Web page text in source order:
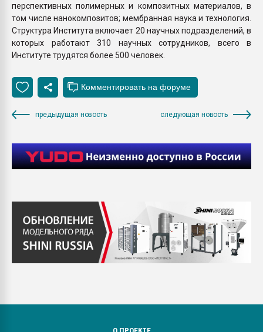
перспективных полимерных и композитных материалов, в
том числе нанокомпозитов; мембранная наука и технология.
Структура Института включает 20 научных подразделений, в
которых работают 310 научных сотрудников, всего в
Институте трудятся более 500 человек.
предыдущая новость следующая новость